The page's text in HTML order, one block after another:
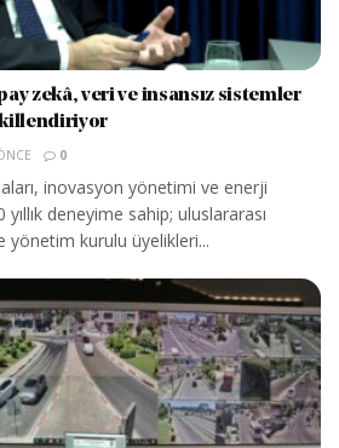
zekâ, veri ve insansız sistemler
0
inovasyon yönetimi ve enerji
deneyime sahip; uluslararası
yönetim kurulu üyelikleri...